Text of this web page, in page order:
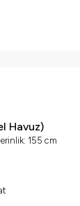
Havuz)
155 cm